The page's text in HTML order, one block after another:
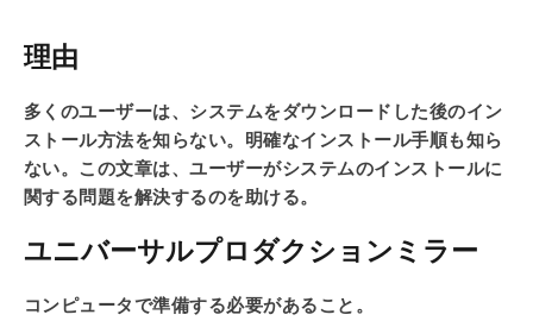
理由
多くのユーザーは、システムをダウンロードした後のイン
ストール方法を知らない。明確なインストール手順も知ら
ない。この文章は、ユーザーがシステムのインストールに
関する問題を解決するのを助ける。
ユニバーサルプロダクションミラー
コンピュータで準備する必要があること。